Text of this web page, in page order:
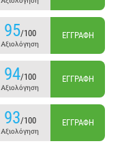
95/100
Αξιολόγηση
ΕΓΓΡΑΦΉ
94/100
Αξιολόγηση
ΕΓΓΡΑΦΉ
93/100
Αξιολόγηση
ΕΓΓΡΑΦΉ